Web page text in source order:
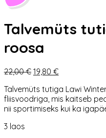
Talvemüts
roosa
22,00€ Algne
oli:
22,00 €.
19,80 €Praegune
on:
19,80 €.
Talvemüts tutiga Lawi
fliisvoodriga, mis kaitseb
nii sportimiseks kui ka
3 laos